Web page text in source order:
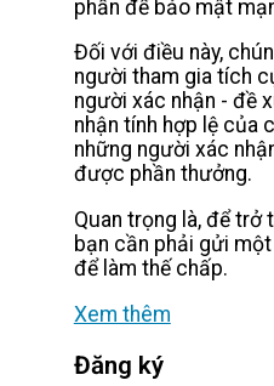
phần để bảo mật
Đối với điều này,
người tham gia tích
người xác nhận - đề
nhận tính hợp lệ của
những người xác
được phần thưởng.
Quan trọng là, để trở
bạn cần phải gửi
để làm thế chấp.
Xem thêm
Đăng ký